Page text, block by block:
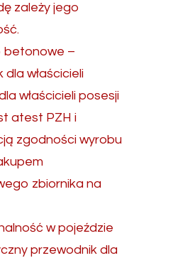
zależy jego
betonowe –
dla właścicieli
właścicieli posesji
atest PZH i
zgodności wyrobu
zbiornika na
w pojeździe
przewodnik dla